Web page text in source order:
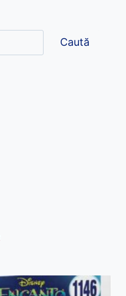
Caută